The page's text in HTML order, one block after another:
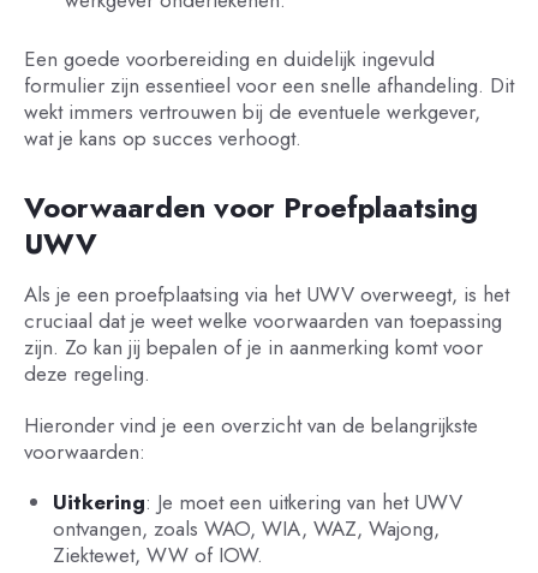
Een goede voorbereiding en duidelijk ingevuld
formulier zijn essentieel voor een snelle afhandeling. Dit
wekt immers vertrouwen bij de eventuele werkgever,
wat je kans op succes verhoogt.
Voorwaarden voor Proefplaatsing
UWV
Als je een proefplaatsing via het UWV overweegt, is het
cruciaal dat je weet welke voorwaarden van toepassing
zijn. Zo kan jij bepalen of je in aanmerking komt voor
deze regeling.
Hieronder vind je een overzicht van de belangrijkste
voorwaarden:
Uitkering: Je moet een uitkering van het UWV
ontvangen, zoals WAO, WIA, WAZ, Wajong,
Ziektewet, WW of IOW.